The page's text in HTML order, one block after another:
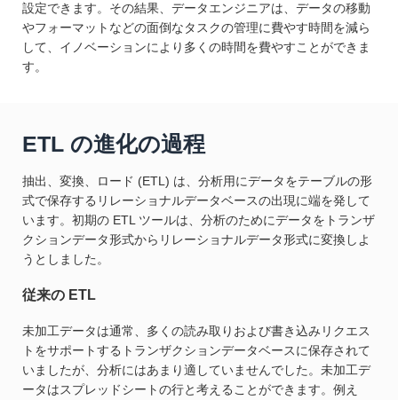
設定できます。その結果、データエンジニアは、データの移動
やフォーマットなどの面倒なタスクの管理に費やす時間を減ら
して、イノベーションにより多くの時間を費やすことができま
す。
ETL の進化の過程
抽出、変換、ロード (ETL) は、分析用にデータをテーブルの形
式で保存するリレーショナルデータベースの出現に端を発して
います。初期の ETL ツールは、分析のためにデータをトランザ
クションデータ形式からリレーショナルデータ形式に変換しよ
うとしました。
従来の ETL
未加工データは通常、多くの読み取りおよび書き込みリクエス
トをサポートするトランザクションデータベースに保存されて
いましたが、分析にはあまり適していませんでした。未加工デ
ータはスプレッドシートの行と考えることができます。例え